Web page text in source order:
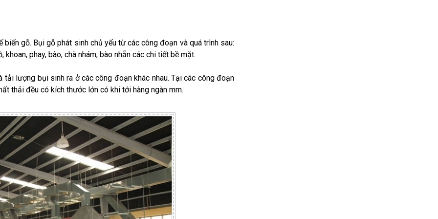
gỗ. Bụi gỗ phát sinh chủ yếu từ các công đoạn và quá trình sau:
phay, bào, chà nhám, bào nhẵn các chi tiết bề mặt.
lượng bụi sinh ra ở các công đoạn khác nhau. Tại các công đoạn
thải đều có kích thước lớn có khi tới hàng ngàn mm.